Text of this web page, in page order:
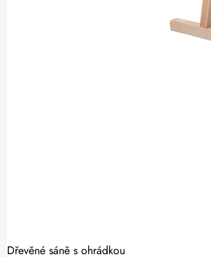
Dřevěné sáně s ohrádkou